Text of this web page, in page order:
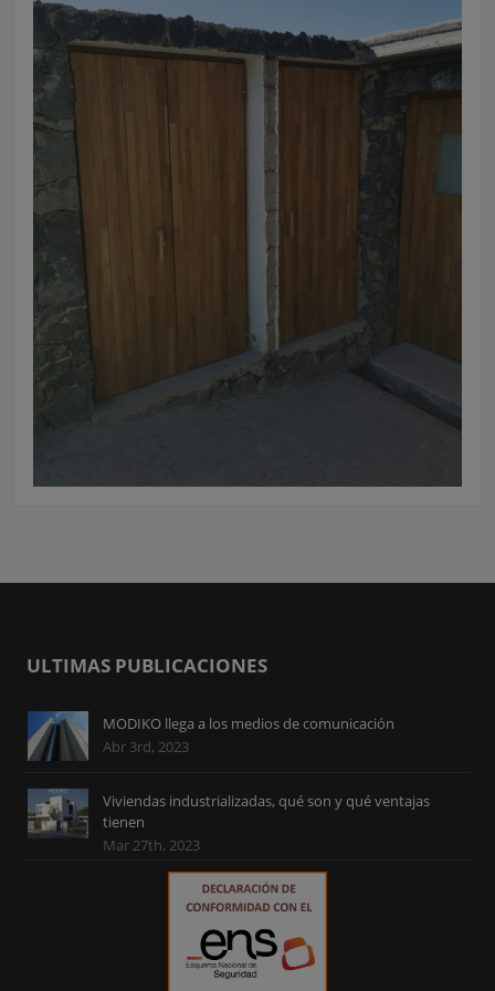
ULTIMAS PUBLICACIONES
MODIKO llega a los medios de comunicación
Abr 3rd, 2023
Viviendas industrializadas, qué son y qué ventajas
tienen
Mar 27th, 2023